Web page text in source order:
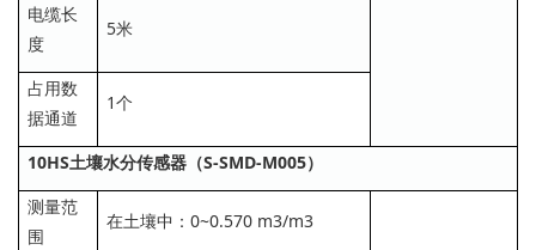
电缆长
度
5米
占用数
据通道
1个
10HS土壤水分传感器（S-SMD-M005）
测量范
围
在土壤中：0~0.570 m3/m3